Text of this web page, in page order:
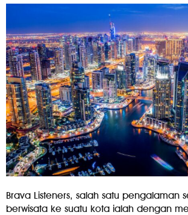
Brava Listeners, salah satu pengalaman
berwisata ke suatu kota ialah dengan